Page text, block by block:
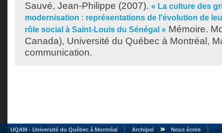
Sauvé, Jean-Philippe (2007). « La culture des
modernisation : représentations de l'évolution de
rôle social à Saint-Louis du Sénégal » Mémoire.
Canada), Université du Québec à Montréal,
communication.
UQAM - Université du Québec à Montréal Archipel Nous écrire